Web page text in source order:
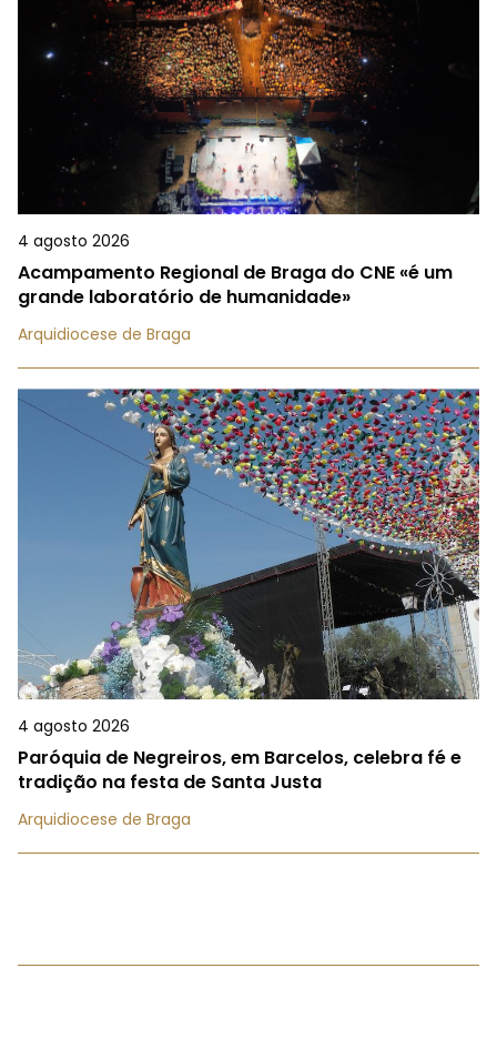
4 agosto 2026
Acampamento Regional de Braga do CNE «é um
grande laboratório de humanidade»
Arquidiocese de Braga
4 agosto 2026
Paróquia de Negreiros, em Barcelos, celebra fé e
tradição na festa de Santa Justa
Arquidiocese de Braga